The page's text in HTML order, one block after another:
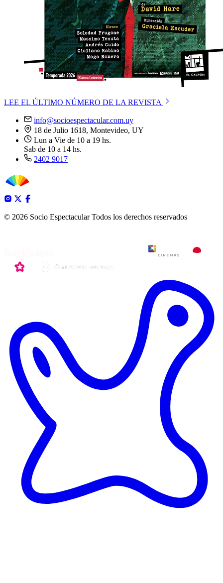
LEE EL ÚLTIMO NÚMERO DE LA REVISTA
info@socioespectacular.com.uy
18 de Julio 1618, Montevideo, UY
Lun a Vie de 10 a 19 hs.
Sab de 10 a 14 hs.
2402 9017
© 2026 Socio Espectacular Todos los derechos reservados